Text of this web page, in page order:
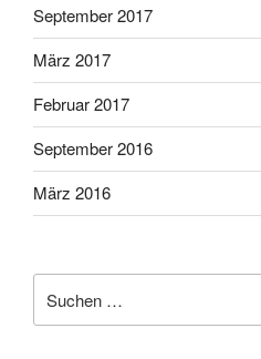
September 2017
März 2017
Februar 2017
September 2016
März 2016
nach: